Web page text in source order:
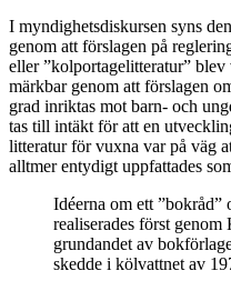
I myndighetsdiskursen syns
genom att förslagen på
eller ”kolportagelitteratur”
märkbar genom att förslagen
grad inriktas mot barn- och
tas till intäkt för att en
litteratur för vuxna var på väg
alltmer entydigt uppfattades
Idéerna om ett ”bokråd”
realiserades först
grundandet av
skedde i kölvattnet av